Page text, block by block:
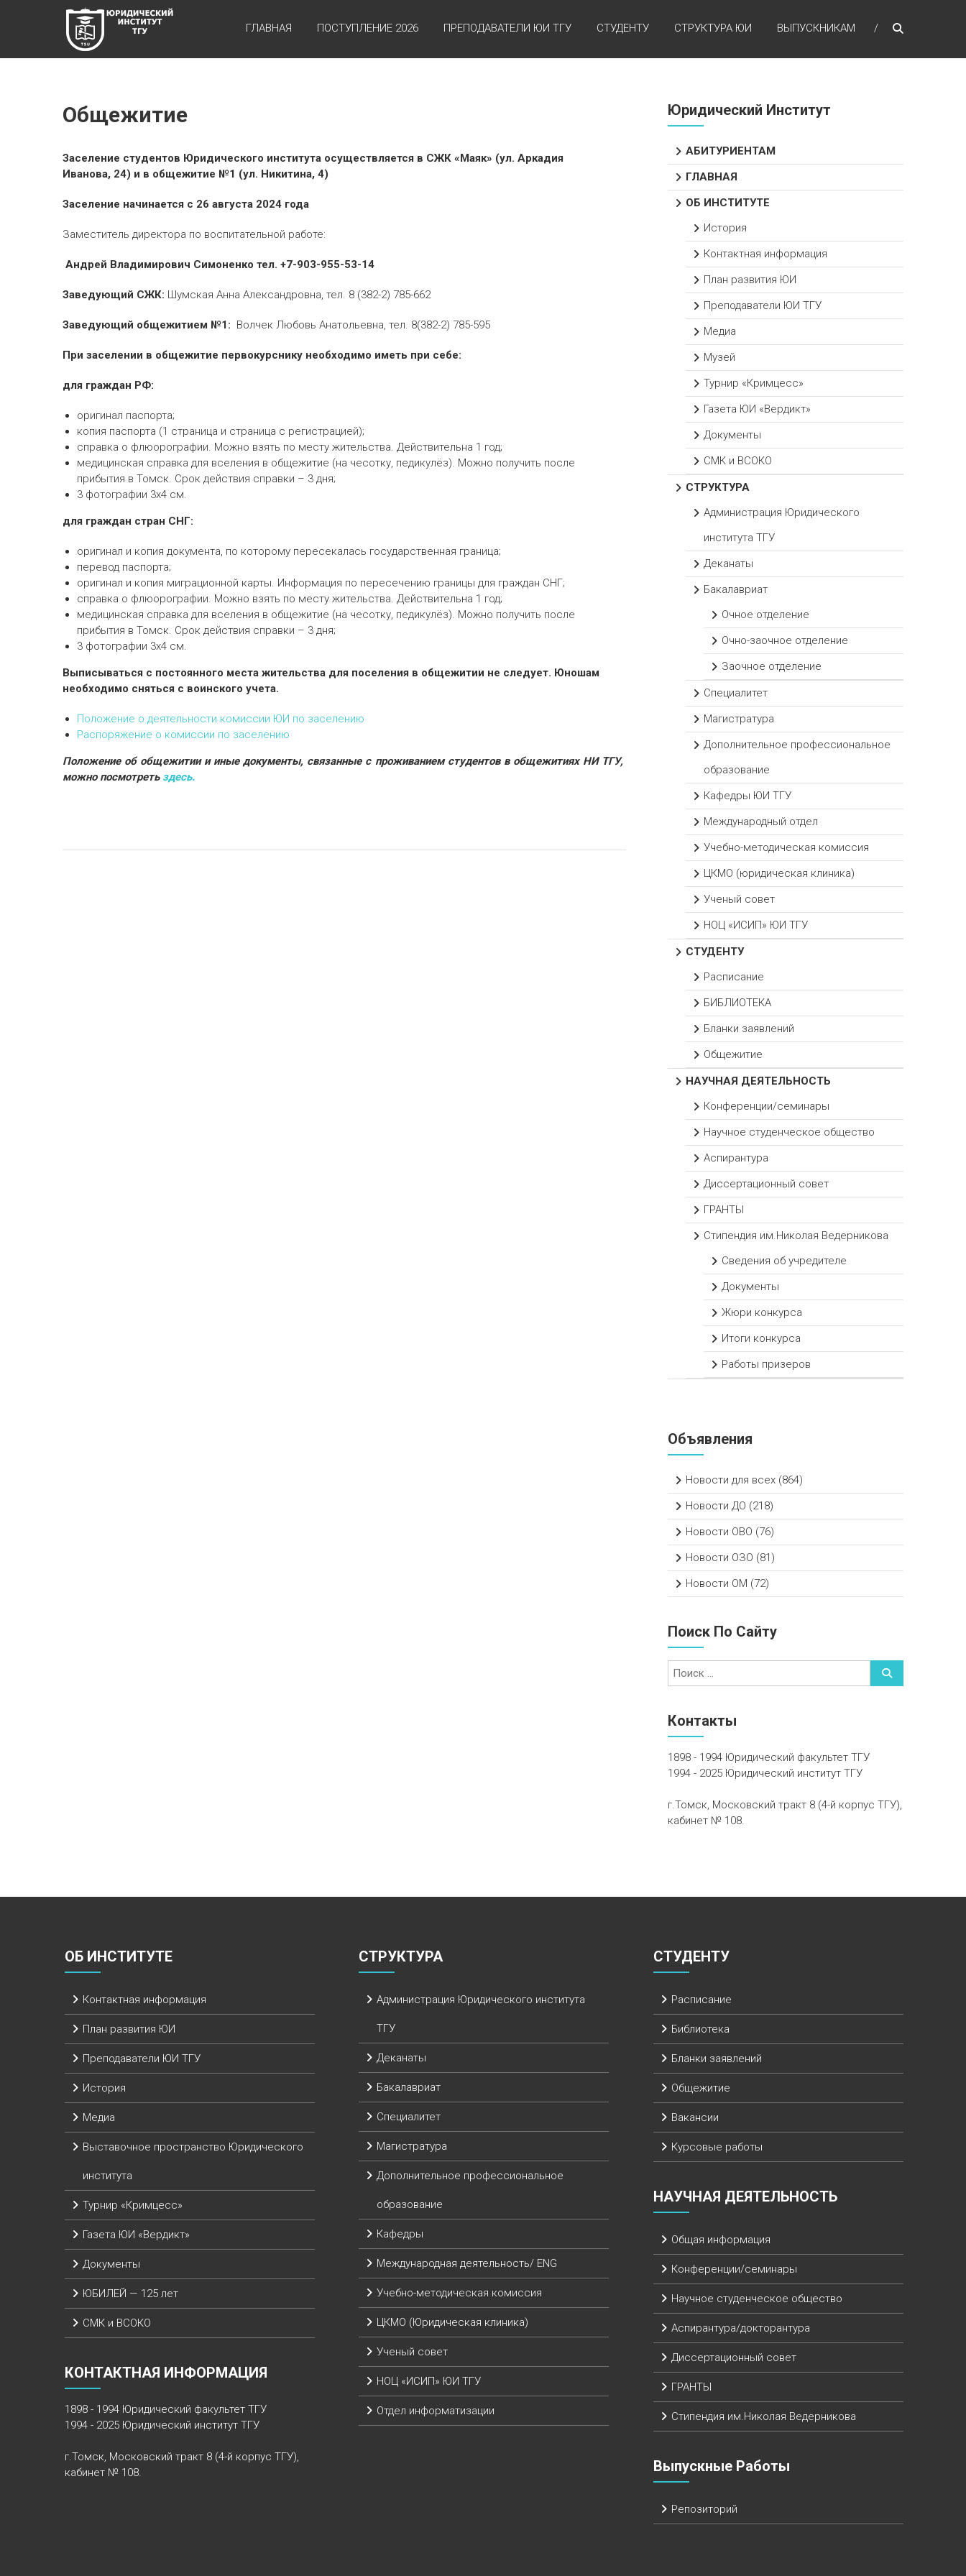
содержимому
ЮРИДИЧЕСКИЙ
ИНСТИТУТ ТГУ
ГЛАВНАЯ ПОСТУПЛЕНИЕ 2026 ПРЕПОДАВАТЕЛИ ЮИ ТГУ СТУДЕНТУ СТРУКТУРА ЮИ ВЫПУСКНИКАМ
Общежитие
Заселение студентов Юридического института осуществляется в СЖК «Маяк» (ул. Аркадия
Иванова, 24) и в общежитие №1 (ул. Никитина, 4)
Заселение начинается с 26 августа 2024 года
Заместитель директора по воспитательной работе:
Андрей Владимирович Симоненко тел. +7-903-955-53-14
Заведующий СЖК: Шумская Анна Александровна, тел. 8 (382-2) 785-662
Заведующий общежитием №1: Волчек Любовь Анатольевна, тел. 8(382-2) 785-595
При заселении в общежитие первокурснику необходимо иметь при себе:
для граждан РФ:
оригинал паспорта;
копия паспорта (1 страница и страница с регистрацией);
справка о флюорографии. Можно взять по месту жительства. Действительна 1 год;
медицинская справка для вселения в общежитие (на чесотку, педикулёз). Можно получить после
прибытия в Томск. Срок действия справки – 3 дня;
3 фотографии 3х4 см.
для граждан стран СНГ:
оригинал и копия документа, по которому пересекалась государственная граница;
перевод паспорта;
оригинал и копия миграционной карты. Информация по пересечению границы для граждан СНГ;
справка о флюорографии. Можно взять по месту жительства. Действительна 1 год;
медицинская справка для вселения в общежитие (на чесотку, педикулёз). Можно получить после
прибытия в Томск. Срок действия справки – 3 дня;
3 фотографии 3х4 см.
Выписываться с постоянного места жительства для поселения в общежитии не следует. Юношам
необходимо сняться с воинского учета.
Положение о деятельности комиссии ЮИ по заселению
Распоряжение о комиссии по заселению
Положение об общежитии и иные документы, связанные с проживанием студентов в общежитиях НИ ТГУ,
можно посмотреть здесь.
Юридический Институт
АБИТУРИЕНТАМ
ГЛАВНАЯ
ОБ ИНСТИТУТЕ
История
Контактная информация
План развития ЮИ
Преподаватели ЮИ ТГУ
Медиа
Музей
Турнир «Кримцесс»
Газета ЮИ «Вердикт»
Документы
СМК и ВСОКО
СТРУКТУРА
Администрация Юридического
института ТГУ
Деканаты
Бакалавриат
Очное отделение
Очно-заочное отделение
Заочное отделение
Специалитет
Магистратура
Дополнительное профессиональное
образование
Кафедры ЮИ ТГУ
Международный отдел
Учебно-методическая комиссия
ЦКМО (юридическая клиника)
Ученый совет
НОЦ «ИСИП» ЮИ ТГУ
СТУДЕНТУ
Расписание
БИБЛИОТЕКА
Бланки заявлений
Общежитие
НАУЧНАЯ ДЕЯТЕЛЬНОСТЬ
Конференции/семинары
Научное студенческое общество
Аспирантура
Диссертационный совет
ГРАНТЫ
Стипендия им.Николая Ведерникова
Сведения об учредителе
Документы
Жюри конкурса
Итоги конкурса
Работы призеров
Объявления
Новости для всех (864)
Новости ДО (218)
Новости ОВО (76)
Новости ОЗО (81)
Новости ОМ (72)
Поиск По Сайту
Контакты
1898 - 1994 Юридический факультет ТГУ
1994 - 2025 Юридический институт ТГУ
г.Томск, Московский тракт 8 (4-й корпус ТГУ),
кабинет № 108.
ОБ ИНСТИТУТЕ
Контактная информация
План развития ЮИ
Преподаватели ЮИ ТГУ
История
Медиа
Выставочное пространство Юридического
института
Турнир «Кримцесс»
Газета ЮИ «Вердикт»
Документы
ЮБИЛЕЙ — 125 лет
СМК и ВСОКО
КОНТАКТНАЯ ИНФОРМАЦИЯ
1898 - 1994 Юридический факультет ТГУ
1994 - 2025 Юридический институт ТГУ
г.Томск, Московский тракт 8 (4-й корпус ТГУ),
кабинет № 108.
СТРУКТУРА
Администрация Юридического института
ТГУ
Деканаты
Бакалавриат
Специалитет
Магистратура
Дополнительное профессиональное
образование
Кафедры
Международная деятельность/ ENG
Учебно-методическая комиссия
ЦКМО (Юридическая клиника)
Ученый совет
НОЦ «ИСИП» ЮИ ТГУ
Отдел информатизации
СТУДЕНТУ
Расписание
Библиотека
Бланки заявлений
Общежитие
Вакансии
Курсовые работы
НАУЧНАЯ ДЕЯТЕЛЬНОСТЬ
Общая информация
Конференции/семинары
Научное студенческое общество
Аспирантура/докторантура
Диссертационный совет
ГРАНТЫ
Стипендия им.Николая Ведерникова
Выпускные Работы
Репозиторий